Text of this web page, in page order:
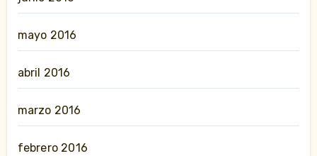
mayo 2016
abril 2016
marzo 2016
febrero 2016